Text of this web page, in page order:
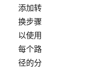
添加转
换步骤
以使用
每个路
径的分